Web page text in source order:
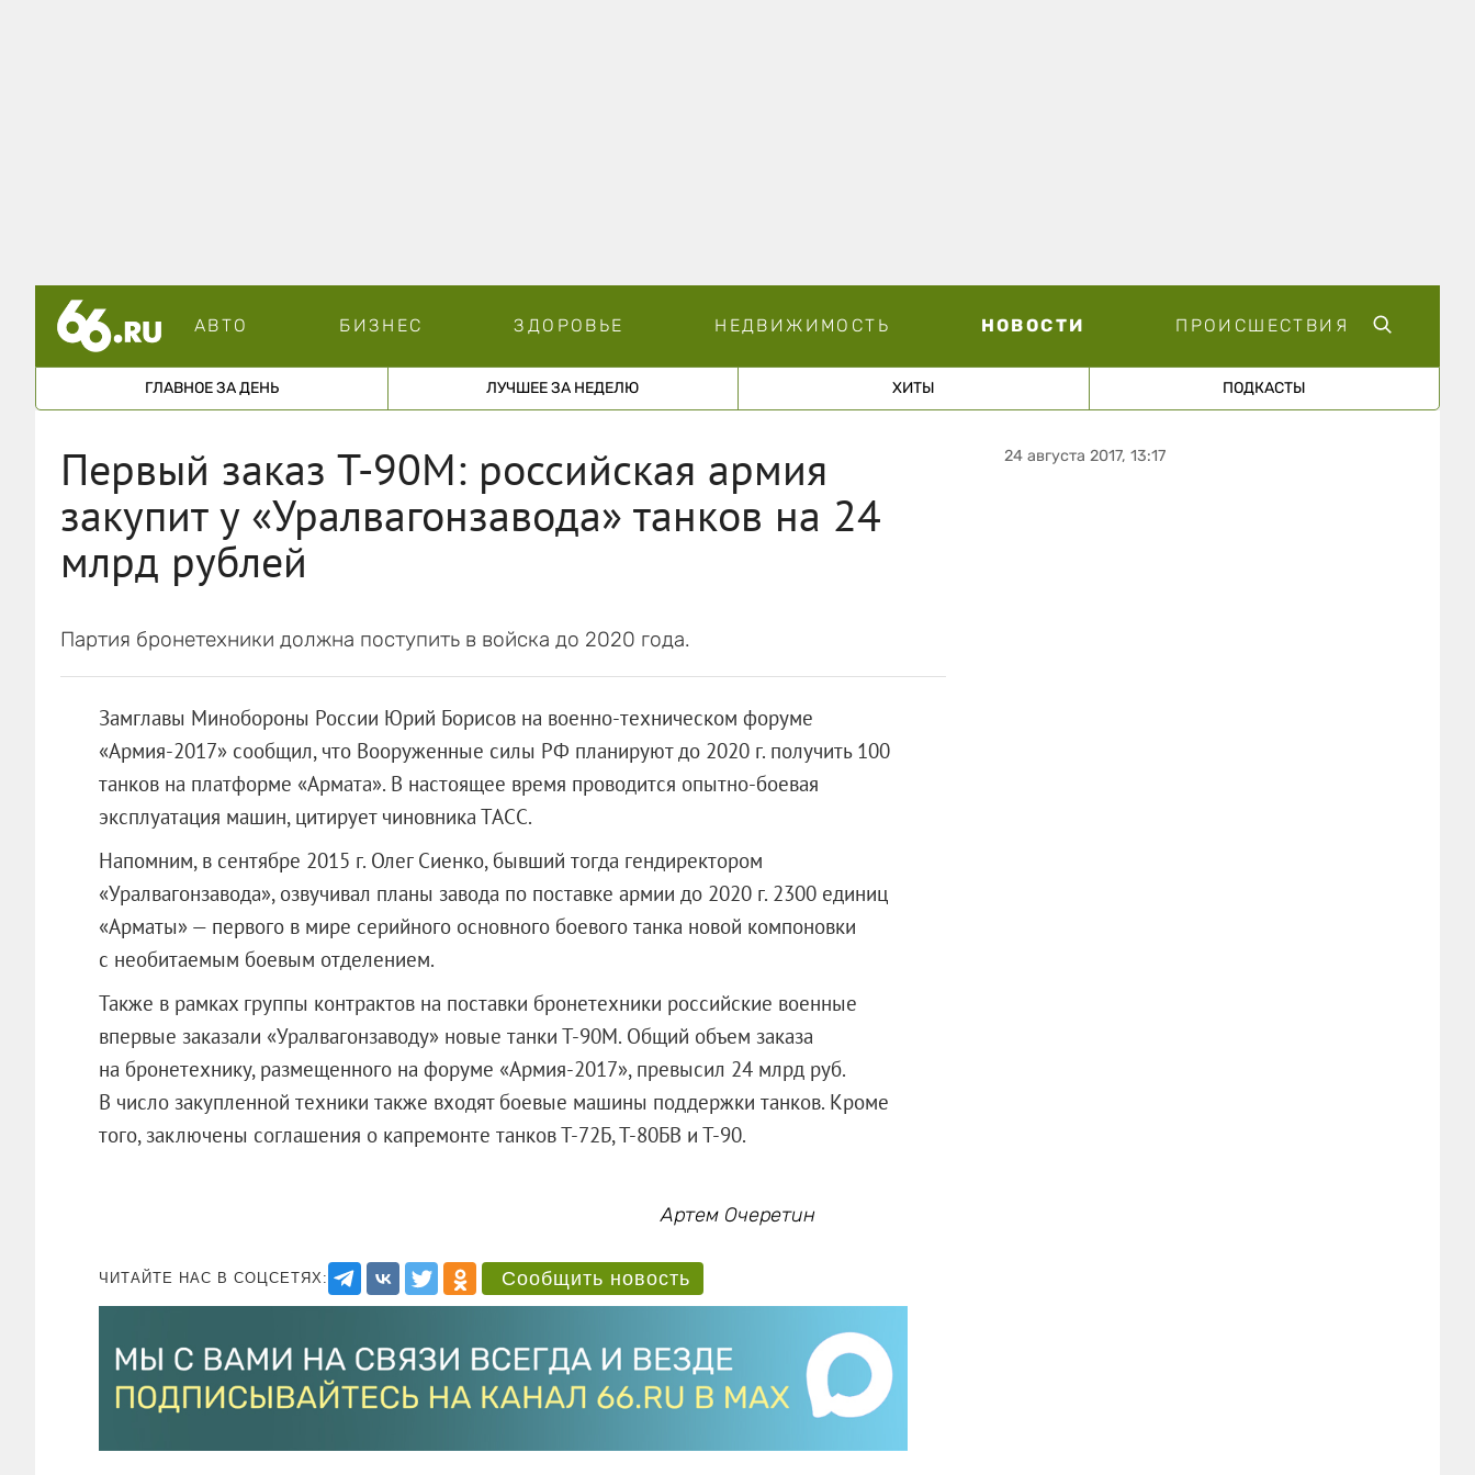
АВТО БИЗНЕС ЗДОРОВЬЕ НЕДВИЖИМОСТЬ НОВОСТИ ПРОИСШЕСТВИЯ
ГЛАВНОЕ ЗА ДЕНЬ ЛУЧШЕЕ ЗА НЕДЕЛЮ ХИТЫ ПОДКАСТЫ
Первый заказ Т-90М: российская армия
закупит у «Уралвагонзавода» танков на 24
млрд рублей
Партия бронетехники должна поступить в войска до 2020 года.
Замглавы Минобороны России Юрий Борисов на военно-техническом форуме
«Армия-2017» сообщил, что Вооруженные силы РФ планируют до 2020 г. получить 100
танков на платформе «Армата». В настоящее время проводится опытно-боевая
эксплуатация машин, цитирует чиновника ТАСС.
Напомним, в сентябре 2015 г. Олег Сиенко, бывший тогда гендиректором
«Уралвагонзавода», озвучивал планы завода по поставке армии до 2020 г. 2300 единиц
«Арматы» — первого в мире серийного основного боевого танка новой компоновки
с необитаемым боевым отделением.
Также в рамках группы контрактов на поставки бронетехники российские военные
впервые заказали «Уралвагонзаводу» новые танки Т-90М. Общий объем заказа
на бронетехнику, размещенного на форуме «Армия-2017», превысил 24 млрд руб.
В число закупленной техники также входят боевые машины поддержки танков. Кроме
того, заключены соглашения о капремонте танков Т-72Б, Т-80БВ и Т-90.
Артем Очеретин
ЧИТАЙТЕ НАС В СОЦСЕТЯХ: Сообщить новость
24 августа 2017, 13:17